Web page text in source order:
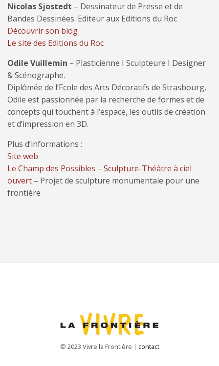
Nicolas Sjostedt – Dessinateur de Presse et de
Bandes Dessinées. Editeur aux Editions du Roc
Découvrir son blog
Le site des Editions du Roc
Odile Vuillemin – Plasticienne I Sculpteure I Designer
& Scénographe.
Diplômée de l’Ecole des Arts Décoratifs de Strasbourg,
Odile est passionnée par la recherche de formes et de
concepts qui touchent à l’espace, les outils de création
et d’impression en 3D.
Plus d’informations :
Site web
Le Champ des Possibles – Sculpture-Théâtre à ciel
ouvert – Projet de sculpture monumentale pour une
frontière
© 2023 Vivre la Frontière | contact